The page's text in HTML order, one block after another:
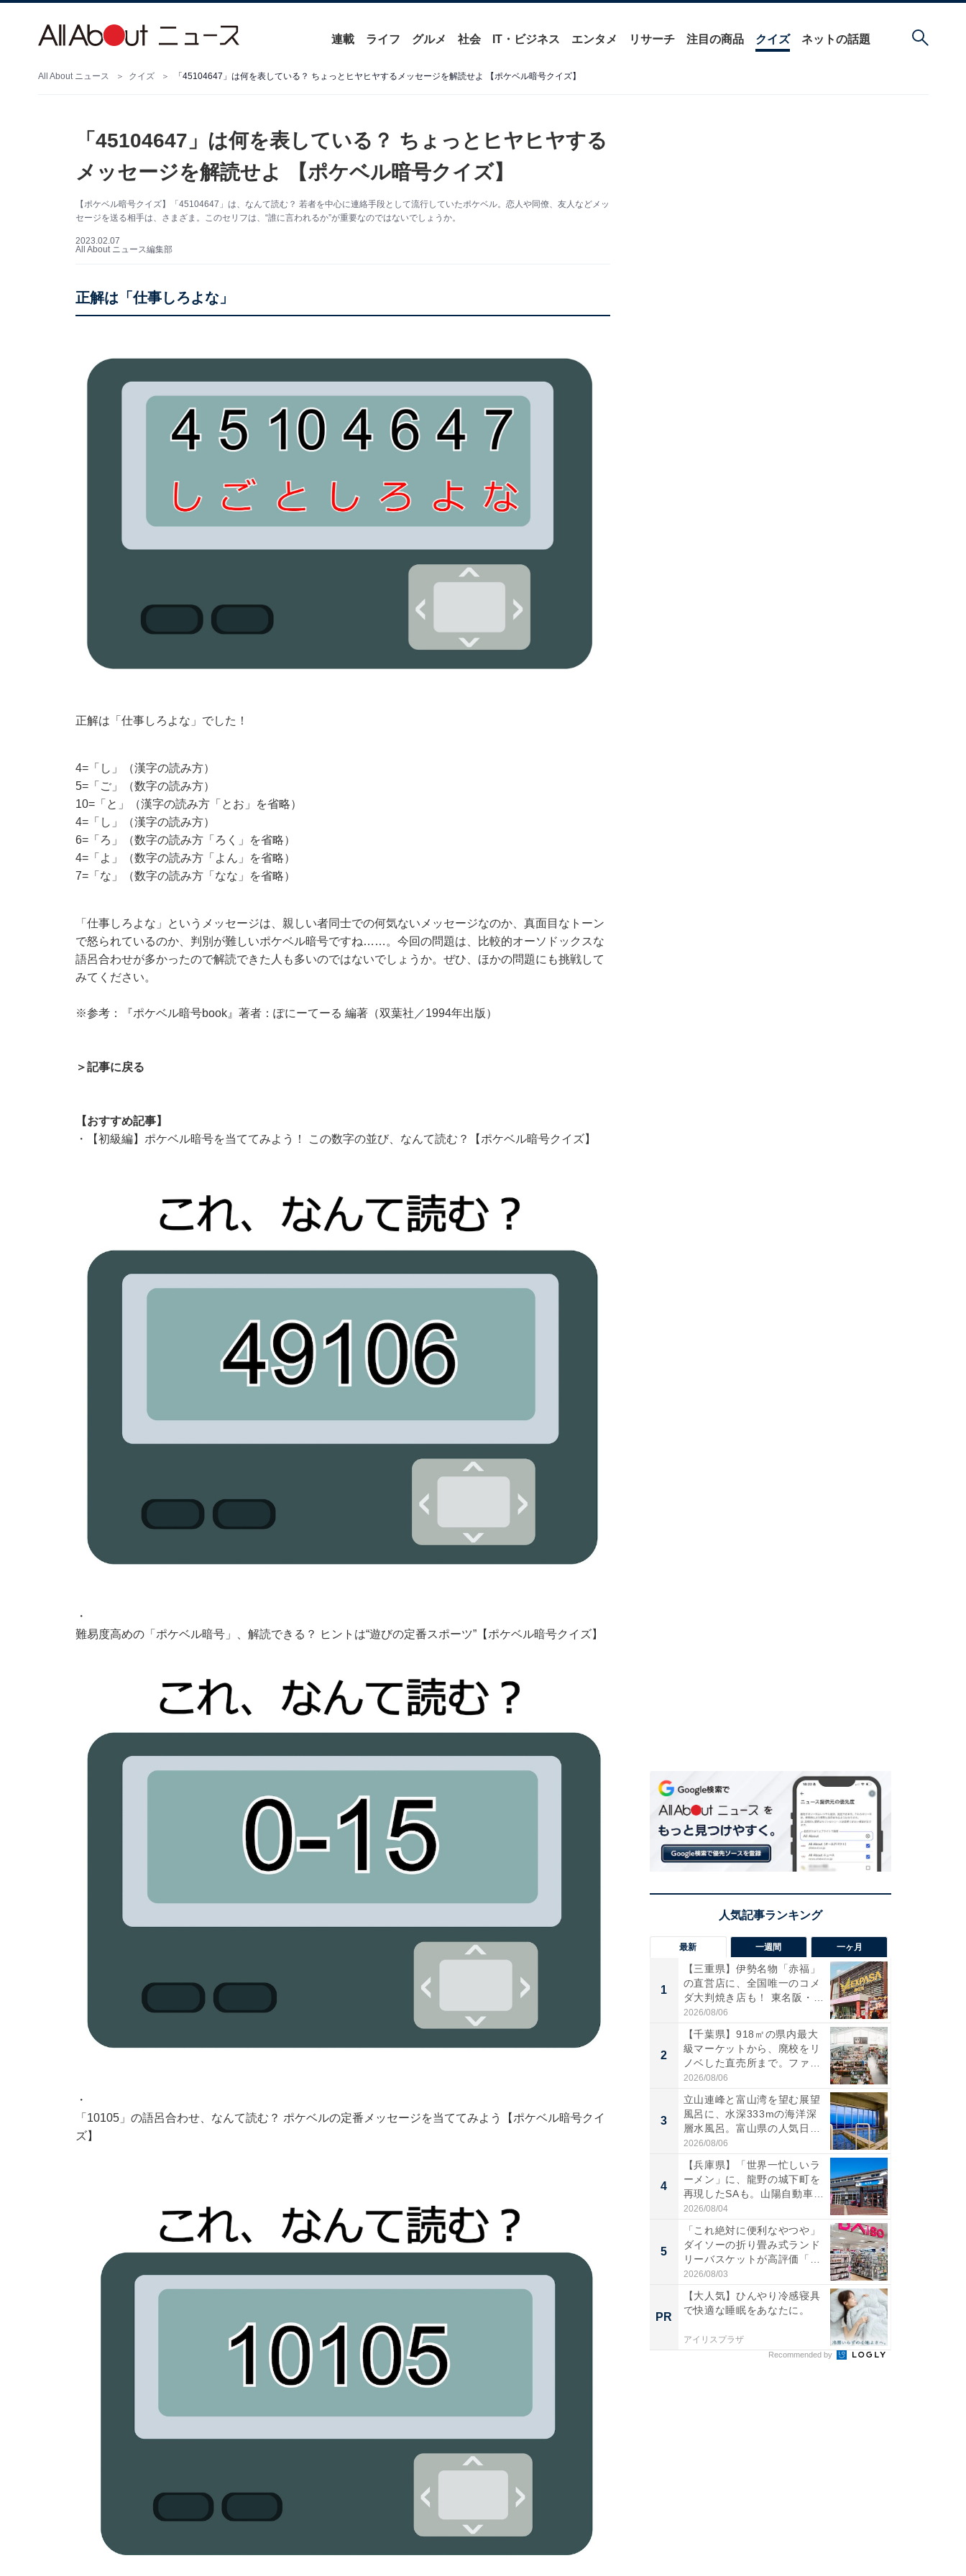
連載 ライフ グルメ 社会 IT・ビジネス エンタメ リサーチ 注目の商品 クイズ ネットの話題
All About ニュース クイズ 「45104647」は何を表している？ ちょっとヒヤヒヤするメッセージを解読せよ 【ポケベル暗号クイズ】
「45104647」は何を表している？ ちょっとヒヤヒヤする
メッセージを解読せよ 【ポケベル暗号クイズ】
【ポケベル暗号クイズ】「45104647」は、なんて読む？ 若者を中心に連絡手段として流行していたポケベル。恋人や同僚、友人などメッ
セージを送る相手は、さまざま。このセリフは、“誰に言われるか”が重要なのではないでしょうか。
2023.02.07
All About ニュース編集部
正解は「仕事しろよな」
正解は「仕事しろよな」でした！
4=「し」（漢字の読み方）
5=「ご」（数字の読み方）
10=「と」（漢字の読み方「とお」を省略）
4=「し」（漢字の読み方）
6=「ろ」（数字の読み方「ろく」を省略）
4=「よ」（数字の読み方「よん」を省略）
7=「な」（数字の読み方「なな」を省略）
「仕事しろよな」というメッセージは、親しい者同士での何気ないメッセージなのか、真面目なトーン
で怒られているのか、判別が難しいポケベル暗号ですね……。今回の問題は、比較的オーソドックスな
語呂合わせが多かったので解読できた人も多いのではないでしょうか。ぜひ、ほかの問題にも挑戦して
みてください。
※参考：『ポケベル暗号book』著者：ぽにーてーる 編著（双葉社／1994年出版）
＞記事に戻る
【おすすめ記事】
・
【初級編】ポケベル暗号を当ててみよう！ この数字の並び、なんて読む？【ポケベル暗号クイズ】
・
難易度高めの「ポケベル暗号」、解読できる？ ヒントは“遊びの定番スポーツ”【ポケベル暗号クイズ】
・
「10105」の語呂合わせ、なんて読む？ ポケベルの定番メッセージを当ててみよう【ポケベル暗号クイ
ズ】
最新 一週間 一ヶ月
1
【三重県】伊勢名物「赤福」
の直営店に、全国唯一のコメ
ダ大判焼き店も！ 東名阪・
伊...
2026/08/06
2
【千葉県】918㎡の県内最大
級マーケットから、廃校をリ
ノベした直売所まで。ファ
ー...
2026/08/06
3
立山連峰と富山湾を望む展望
風呂に、水深333mの海洋深
層水風呂。富山県の人気日
帰...
2026/08/06
4
【兵庫県】「世界一忙しいラ
ーメン」に、龍野の城下町を
再現したSAも。山陽自動車
道...
2026/08/04
5
「これ絶対に便利なやつや」
ダイソーの折り畳み式ランド
リーバスケットが高評価「使
わ...
2026/08/03
PR
【大人気】ひんやり冷感寝具
で快適な睡眠をあなたに。
アイリスプラザ
Recommended by